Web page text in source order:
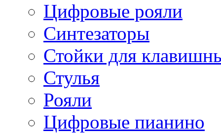
Цифровые рояли
Синтезаторы
Стойки для
Стулья
Рояли
Цифровые пианино